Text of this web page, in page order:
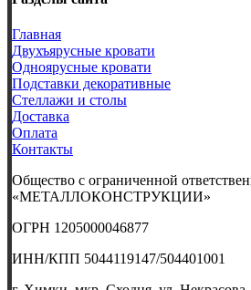
Главная
Двухъярусные кровати
Одноярусные кровати
Подставки декоративные
Стеллажи и столы
Доставка
Оплата
Контакты
Общество с ограниченной
«МЕТАЛЛОКОНСТРУКЦИИ»
ОГРН 1205000046877
ИНН/КПП 5044119147/504401001